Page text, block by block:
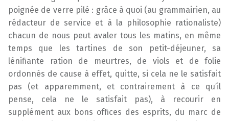
poignée de verre pilé : grâce à quoi (au grammairien, au
rédacteur de service et à la philosophie rationaliste)
chacun de nous peut avaler tous les matins, en même
temps que les tartines de son petit-déjeuner, sa
lénifiante ration de meurtres, de viols et de folie
ordonnés de cause à effet, quitte, si cela ne le satisfait
pas (et apparemment, et contrairement à ce qu’il
pense, cela ne le satisfait pas), à recourir en
supplément aux bons offices des esprits, du marc de